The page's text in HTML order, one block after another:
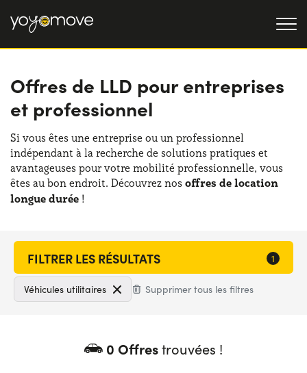
OFFRE LLD
Particulier
Professionnel
LLD OCCASION
QUI NOUS SOMMES
Notre histoire
Travailler avec nous
FONCTIONNEMENT
NOS AVANTAGES
CHOISISSEZ UN PAYS
Besoin d'aide ?
Offres de LLD pour entreprises
et professionnel
Si vous êtes une entreprise ou un professionnel
indépendant à la recherche de solutions pratiques et
avantageuses pour votre mobilité professionnelle, vous
êtes au bon endroit. Découvrez nos offres de location
longue durée !
Véhicules utilitaires Supprimer tous les filtres
0 Offrestrouvées !